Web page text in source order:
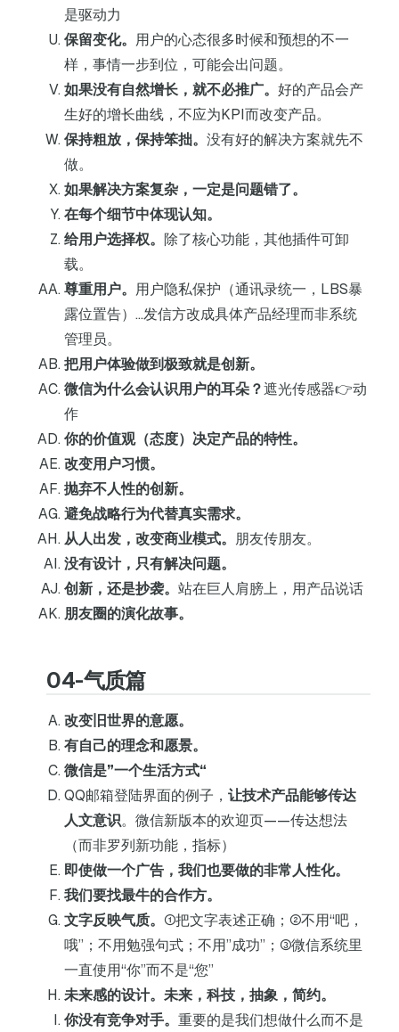
是驱动力
保留变化。 用户的心态很多时候和预想的不一
样，事情一步到位，可能会出问题。
如果没有自然增长，就不必推广。好的产品会产
生好的增长曲线，不应为KPI而改变产品。
保持粗放，保持笨拙。没有好的解决方案就先不
做。
如果解决方案复杂，一定是问题错了。
在每个细节中体现认知。
给用户选择权。 除了核心功能，其他插件可卸
载。
尊重用户。 用户隐私保护（通讯录统一，LBS暴
露位置告）…发信方改成具体产品经理而非系统
管理员。
把用户体验做到极致就是创新。
微信为什么会认识用户的耳朵？遮光传感器👉动
作
你的价值观（态度）决定产品的特性。
改变用户习惯。
抛弃不人性的创新。
避免战略行为代替真实需求。
从人出发，改变商业模式。 朋友传朋友。
没有设计，只有解决问题。
创新，还是抄袭。站在巨人肩膀上，用产品说话
朋友圈的演化故事。
04-气质篇
改变旧世界的意愿。
有自己的理念和愿景。
微信是”一个生活方式“
QQ邮箱登陆界面的例子，让技术产品能够传达
人文意识。微信新版本的欢迎页——传达想法
（而非罗列新功能，指标）
即使做一个广告，我们也要做的非常人性化。
我们要找最牛的合作方。
文字反映气质。 ①把文字表述正确；②不用“吧，
哦”；不用勉强句式；不用”成功”；③微信系统里
一直使用“你”而不是“您”
未来感的设计。未来，科技，抽象，简约。
你没有竞争对手。重要的是我们想做什么而不是